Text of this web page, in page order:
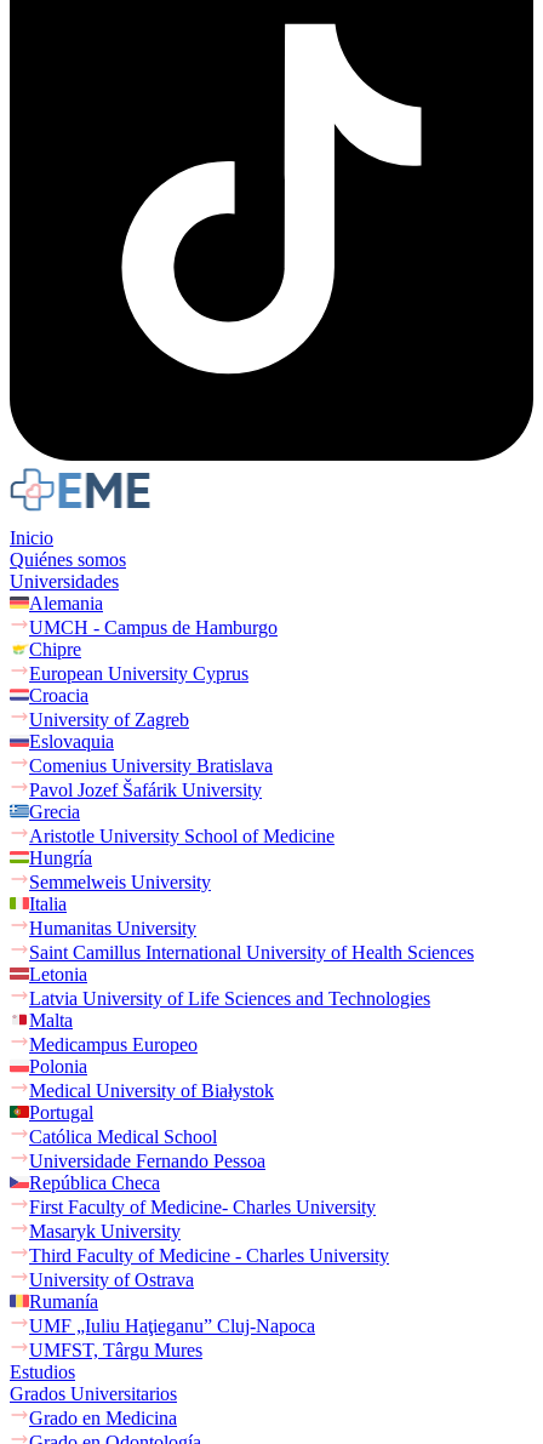
Inicio
Quiénes somos
Universidades
Alemania
UMCH - Campus de Hamburgo
Chipre
European University Cyprus
Croacia
University of Zagreb
Eslovaquia
Comenius University Bratislava
Pavol Jozef Šafárik University
Grecia
Aristotle University School of Medicine
Hungría
Semmelweis University
Italia
Humanitas University
Saint Camillus International University of Health Sciences
Letonia
Latvia University of Life Sciences and Technologies
Malta
Medicampus Europeo
Polonia
Medical University of Białystok
Portugal
Católica Medical School
Universidade Fernando Pessoa
República Checa
First Faculty of Medicine- Charles University
Masaryk University
Third Faculty of Medicine - Charles University
University of Ostrava
Rumanía
UMF „Iuliu Haţieganu” Cluj-Napoca
UMFST, Târgu Mures
Estudios
Grados Universitarios
Grado en Medicina